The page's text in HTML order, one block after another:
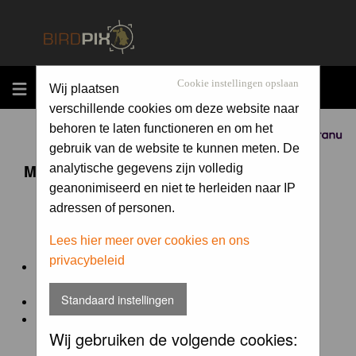
MENU
Sponsored by
Cookie instellingen opslaan
Wij plaatsen
verschillende cookies om deze website naar
behoren te laten functioneren en om het
gebruik van de website te kunnen meten. De
analytische gegevens zijn volledig
geanonimiseerd en niet te herleiden naar IP
adressen of personen.
Lees hier meer over cookies en ons
privacybeleid
Standaard instellingen
Wij gebruiken de volgende cookies:
Maandopdracht 'lentekriebels'
De maandopdracht van Birdpix is een competitie voor
en door de Birdpix fotografen community:
Het onderwerp van de opdracht wordt bepaald door de
winnaar van de laatste maandopdracht
De community nomineert de winnaar.
Geregistreerde gebruikers van Birdpix kunnen onder
deze voorwaardendeelnemen.